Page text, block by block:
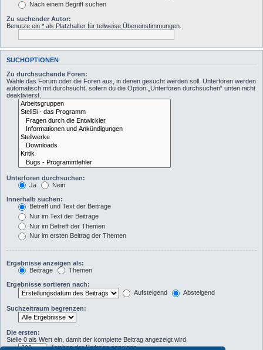
Nach einem Begriff suchen
Zu suchender Autor:
Benutze ein * als Platzhalter für teilweise Übereinstimmungen.
SUCHOPTIONEN
Zu durchsuchende Foren:
Wähle das Forum oder die Foren aus, in denen gesucht werden soll. Unterforen werden
automatisch mit durchsucht, sofern du die Option „Unterforen durchsuchen“ unten nicht
deaktivierst.
Unterforen durchsuchen:
Ja
Nein
Innerhalb suchen:
Betreff und Text der Beiträge
Nur im Text der Beiträge
Nur im Betreff der Themen
Nur im ersten Beitrag der Themen
Ergebnisse anzeigen als:
Beiträge
Themen
Ergebnisse sortieren nach:
Aufsteigend
Absteigend
Suchzeitraum begrenzen:
Die ersten:
Stelle 0 als Wert ein, damit der komplette Beitrag angezeigt wird.
Zeichen der Beiträge anzeigen